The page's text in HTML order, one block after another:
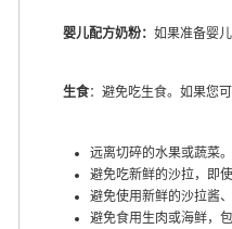
婴儿配方奶粉： 如果准备婴
生食：避免吃生食。如果您
远离切碎的水果或蔬菜
避免吃新鲜的沙拉，即
避免使用新鲜的沙拉酱
避免食用生肉或海鲜，